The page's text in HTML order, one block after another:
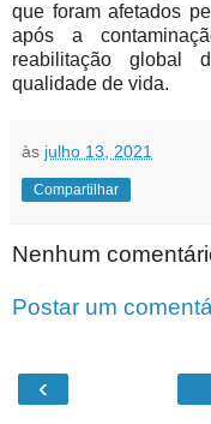
que foram afetados
após a
reabilitação global
qualidade de vida.
às julho 13, 2021
Compartilhar
Nenhum
Postar um
‹